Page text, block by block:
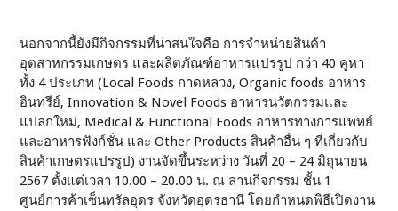
นอกจากนี้ยังมีกิจกรรมที่น่าสนใจคือ การจำหน่ายสินค้า
อุตสาหกรรมเกษตร และผลิตภัณฑ์อาหารแปรรูป กว่า 40 คูหา
ทั้ง 4 ประเภท (Local Foods กาดหลวง, Organic foods อาหาร
อินทรีย์, Innovation & Novel Foods อาหารนวัตกรรมและ
แปลกใหม่, Medical & Functional Foods อาหารทางการแพทย์
และอาหารฟังก์ชั่น และ Other Products สินค้าอื่น ๆ ที่เกี่ยวกับ
สินค้าเกษตรแปรรูป) งานจัดขึ้นระหว่าง วันที่ 20 – 24 มิถุนายน
2567 ตั้งแต่เวลา 10.00 – 20.00 น. ณ ลานกิจกรรม ชั้น 1
ศูนย์การค้าเซ็นทรัลอุดร จังหวัดอุดรธานี โดยกำหนดพิธีเปิดงาน